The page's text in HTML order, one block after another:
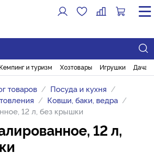
Кемпинг и туризм Хозтовары Игрушки Дача
товаров
Посуда и кухня
Ковши, баки, ведра
12 л, без крышки
12 л,